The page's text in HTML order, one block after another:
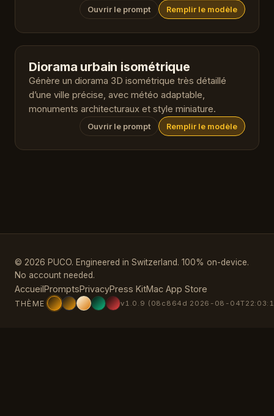
Ouvrir le prompt Remplir le modèle
Diorama urbain isométrique
Génère un diorama 3D isométrique très détaillé
d’une ville précise, avec météo adaptable,
monuments architecturaux et style miniature.
Ouvrir le prompt Remplir le modèle
© 2026 PUCO. Engineered in Switzerland. 100% on-device.
No account needed.
AccueilPromptsPrivacyPress KitMac App Store
THÈME v1.0.9 (08c864d 2026-08-